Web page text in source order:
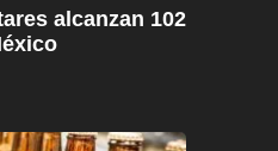
alcanzan 102